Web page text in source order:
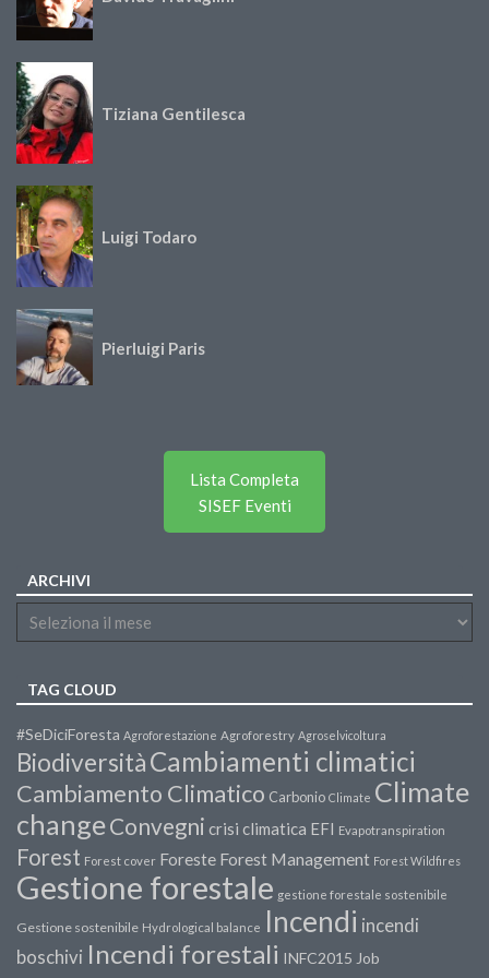
Tiziana Gentilesca
Luigi Todaro
Pierluigi Paris
Lista Completa
SISEF Eventi
ARCHIVI
TAG CLOUD
#SeDiciForesta Agroforestazione Agroforestry Agroselvicoltura
BiodiversitàCambiamenti climatici
Cambiamento Climatico Carbonio Climate Climate
changeConvegni crisi climatica EFI Evapotranspiration
Forest Forest cover Foreste Forest Management Forest Wildfires
Gestione forestale gestione forestale sostenibile
Gestione sostenibile Hydrological balance Incendi incendi
boschivi Incendi forestali INFC2015 Job